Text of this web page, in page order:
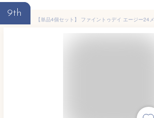
9th